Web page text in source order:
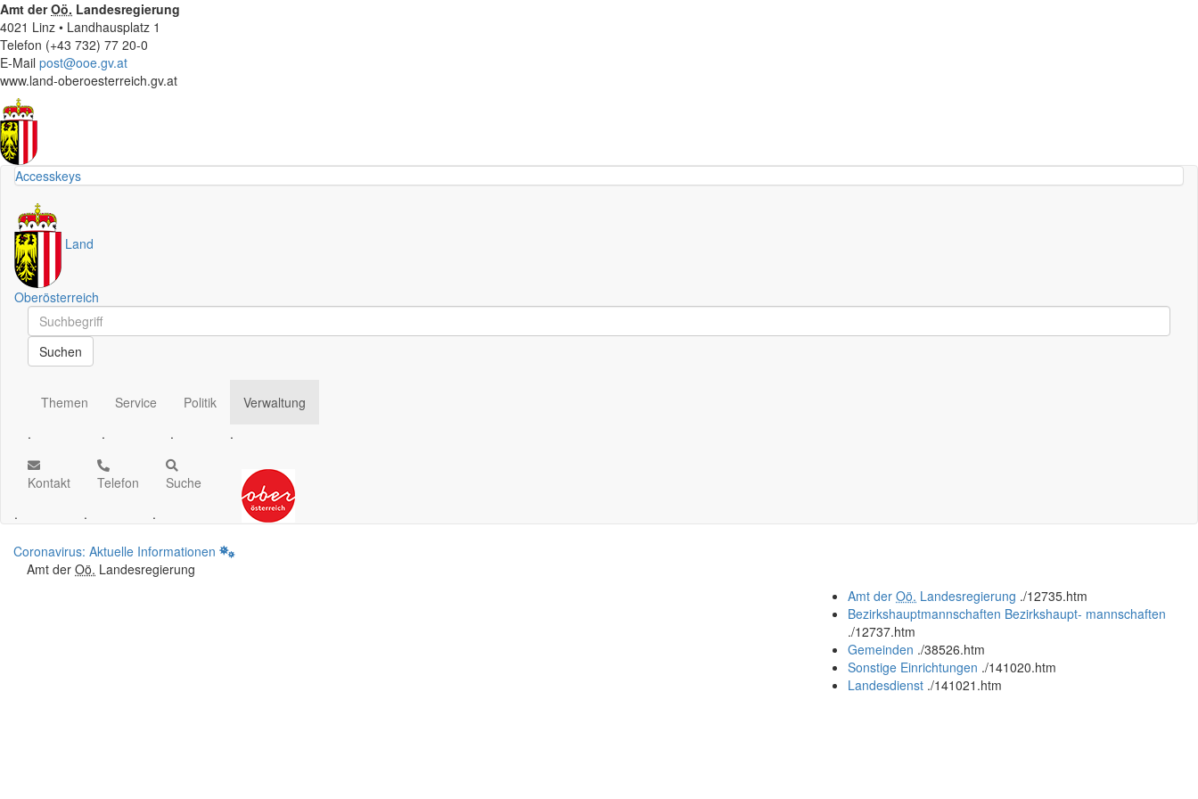
Amt derOö. Landesregierung
4021 Linz • Landhausplatz 1
Telefon (+43 732) 77 20-0
E-Mail post@ooe.gv.at
www.land-oberoesterreich.gv.at
Accesskeys
Land
Oberösterreich
Schnellsuche
Schnellsuche
Suchen
Themen
.
Service
.
Politik
.
Verwaltung
.
Kontakt
.
Telefon
.
Suche
.
Coronavirus: Aktuelle Informationen
Amt der Oö. Landesregierung
Amt der Oö. Landesregierung ./12735.htm
Bezirkshauptmannschaften Bezirkshaupt- mannschaften
./12737.htm
Gemeinden ./38526.htm
Sonstige Einrichtungen ./141020.htm
Landesdienst ./141021.htm